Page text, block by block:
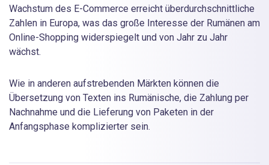
Wachstum des E-Commerce erreicht überdurchschnittliche
Zahlen in Europa, was das große Interesse der Rumänen am
Online-Shopping widerspiegelt und von Jahr zu Jahr
wächst.
Wie in anderen aufstrebenden Märkten können die
Übersetzung von Texten ins Rumänische, die Zahlung per
Nachnahme und die Lieferung von Paketen in der
Anfangsphase komplizierter sein.